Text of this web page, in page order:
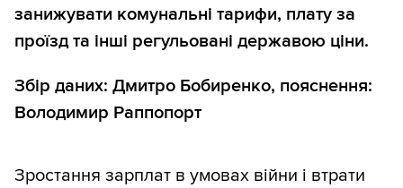
занижувати комунальні тарифи, плату за
проїзд та інші регульовані державою ціни.
Збір даних: Дмитро Бобиренко, пояснення:
Володимир Раппопорт
Зростання зарплат в умовах війни і втрати